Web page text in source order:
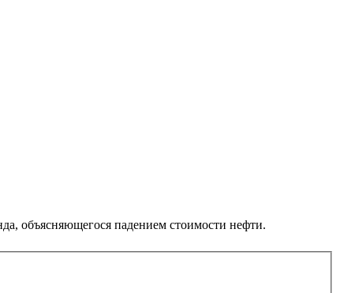
объясняющегося падением стоимости нефти.